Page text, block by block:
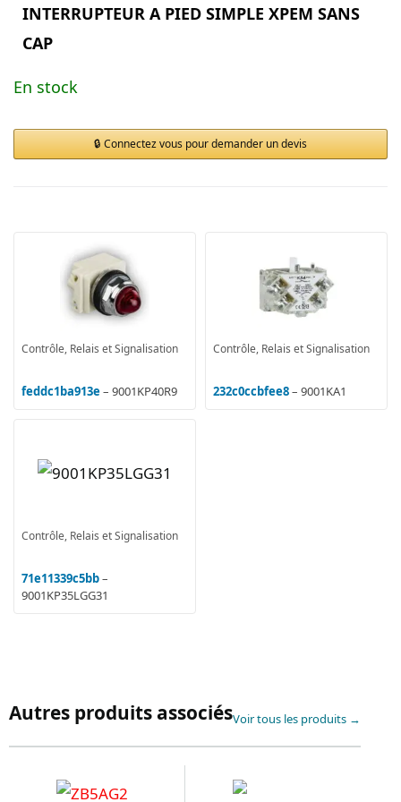
INTERRUPTEUR A PIED SIMPLE XPEM SANS
CAP
En stock
Connectez vous pour demander un devis
Contrôle, Relais et Signalisation
feddc1ba913e– 9001KP40R9
Contrôle, Relais et Signalisation
232c0ccbfee8– 9001KA1
Contrôle, Relais et Signalisation
71e11339c5bb–
9001KP35LGG31
Autres produits associésVoir tous les produits →